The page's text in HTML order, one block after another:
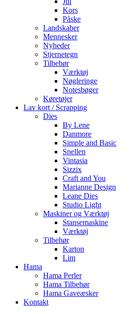
Kors
Påske
Landskaber
Mennesker
Nyheder
Stjernetegn
Tilbehør
Værktøj
Nøgleringe
Notesbøger
Køretøjer
Lav kort / Scrapping
Dies
By Lene
Danmore
Simple and Basic
Snellen
Vintasia
Sizzix
Craft and You
Marianne Design
Leane Dies
Studio Light
Maskiner og Værktøj
Stansemaskine
Værktøj
Tilbehør
Karton
Lim
Hama
Hama Perler
Hama Tilbehør
Hama Gaveæsker
Kontakt